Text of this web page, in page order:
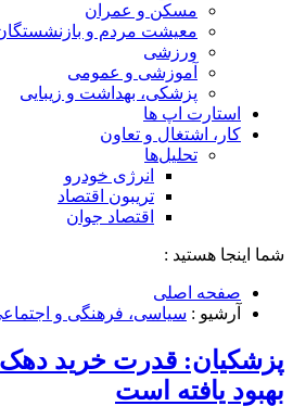
مسکن و عمران
معیشت مردم و
ورزشی
آموزشی و عمومی
پزشکی، بهداشت و زیبایی
استارت اپ ها
کار، اشتغال و تعاون
تحلیل‌ها
انرژی خودرو
تریبون اقتصاد
اقتصاد جوان
شما اینجا هستید :
صفحه اصلی
آرشیو : سیاسی، فرهنگی و
پزشکیان: قدرت خرید
بهبود یافته است